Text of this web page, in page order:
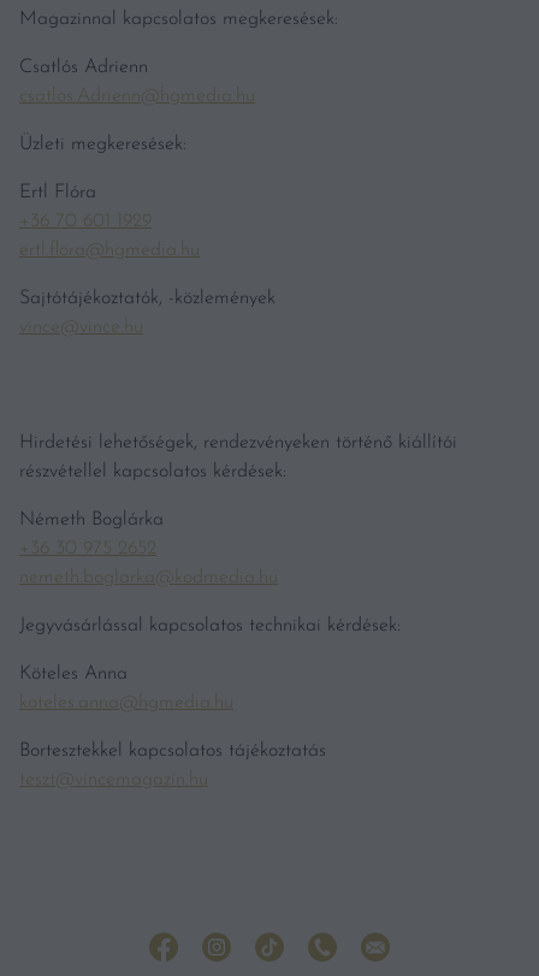
Magazinnal kapcsolatos megkeresések:
Csatlós Adrienn
csatlos.Adrienn@hgmedia.hu
Üzleti megkeresések:
Ertl Flóra
+36 70 601 1929
ertl.flora@hgmedia.hu
Sajtótájékoztatók, -közlemények
vince@vince.hu
Hirdetési lehetőségek, rendezvényeken történő kiállítói
részvétellel kapcsolatos kérdések:
Németh Boglárka
+36 30 975 2652
nemeth.boglarka@kodmedia.hu
Jegyvásárlással kapcsolatos technikai kérdések:
Köteles Anna
koteles.anna@hgmedia.hu
Bortesztekkel kapcsolatos tájékoztatás
teszt@vincemagazin.hu